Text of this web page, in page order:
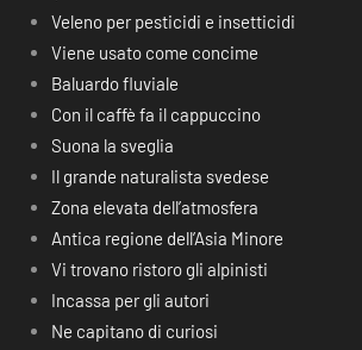
Veleno per pesticidi e insetticidi
Viene usato come concime
Baluardo fluviale
Con il caffè fa il cappuccino
Suona la sveglia
Il grande naturalista svedese
Zona elevata dell’atmosfera
Antica regione dell’Asia Minore
Vi trovano ristoro gli alpinisti
Incassa per gli autori
Ne capitano di curiosi